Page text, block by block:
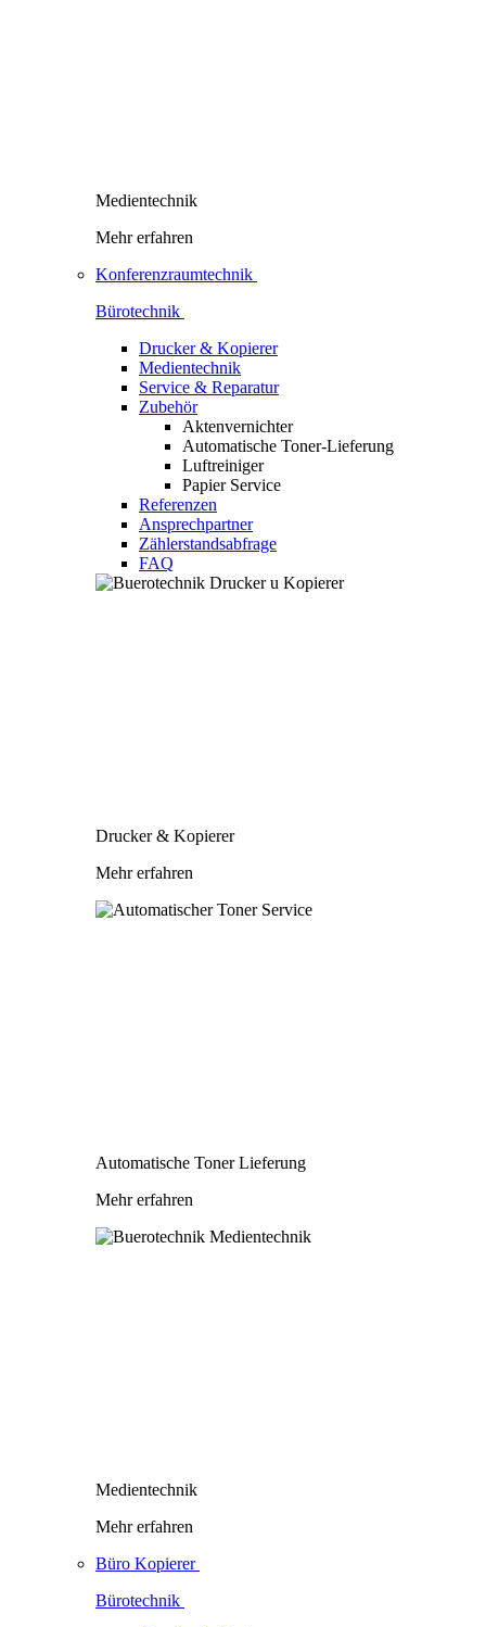
Medientechnik
Mehr erfahren
Konferenzraumtechnik
Bürotechnik
Drucker & Kopierer
Medientechnik
Service & Reparatur
Zubehör
Aktenvernichter
Automatische Toner-Lieferung
Luftreiniger
Papier Service
Referenzen
Ansprechpartner
Zählerstandsabfrage
FAQ
Drucker & Kopierer
Mehr erfahren
Automatische Toner Lieferung
Mehr erfahren
Medientechnik
Mehr erfahren
Büro Kopierer
Bürotechnik